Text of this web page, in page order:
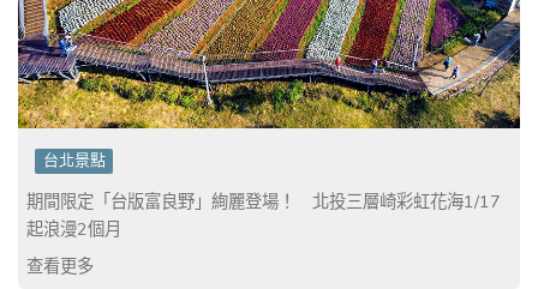
台北景點
期間限定「台版富良野」絢麗登場！ 北投三層崎彩虹花海1/17
起浪漫2個月
查看更多